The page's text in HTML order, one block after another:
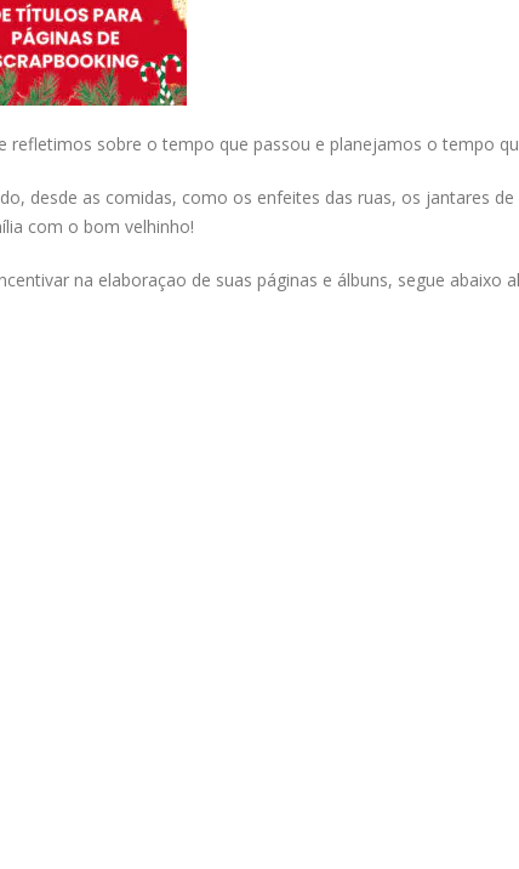
refletimos sobre o tempo que passou e planejamos o tempo
desde as comidas, como os enfeites das ruas, os jantares de
com o bom velhinho!
na elaboraçao de suas páginas e álbuns, segue abaixo